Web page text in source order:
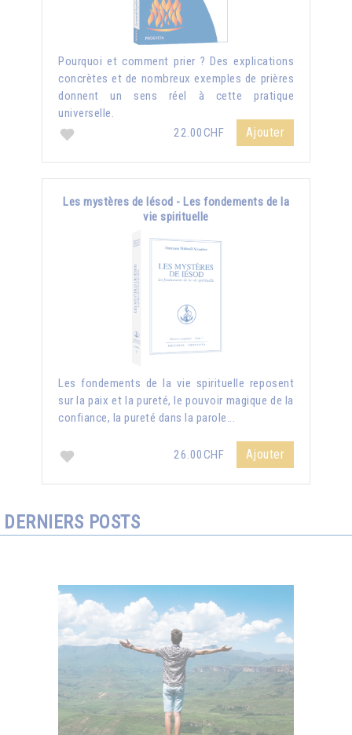
Pourquoi et comment prier ? Des explications
concrètes et de nombreux exemples de prières
donnent un sens réel à cette pratique
universelle.
22.00CHF
Ajouter
Les mystères de Iésod - Les fondements de la
vie spirituelle
Les fondements de la vie spirituelle reposent
sur la paix et la pureté, le pouvoir magique de la
confiance, la pureté dans la parole...
26.00CHF Ajouter
DERNIERS POSTS